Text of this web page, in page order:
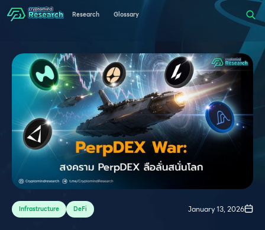
Research Glossary
Infrastructure DeFi January 13, 2026